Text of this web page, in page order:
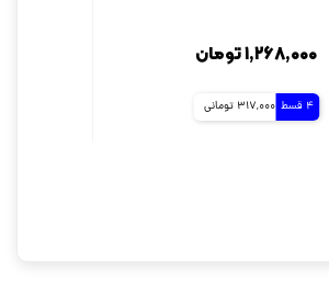
۱,۲۶۸,۰۰۰ تومان
4 قسط 317,000 تومانی